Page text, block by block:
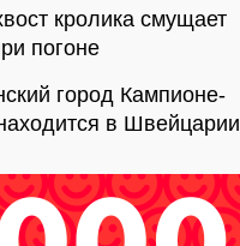
кролика смущает
погоне
город Кампионе-
в Швейцарии